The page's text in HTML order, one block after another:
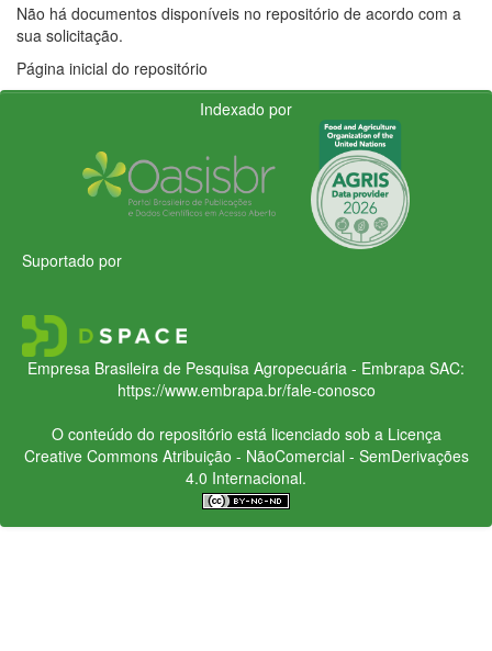
Não há documentos disponíveis no repositório de acordo com a
sua solicitação.
Página inicial do repositório
Indexado por
Suportado por
Empresa Brasileira de Pesquisa Agropecuária - Embrapa SAC:
https://www.embrapa.br/fale-conosco
O conteúdo do repositório está licenciado sob a Licença
Creative CommonsAtribuição - NãoComercial - SemDerivações
4.0 Internacional.